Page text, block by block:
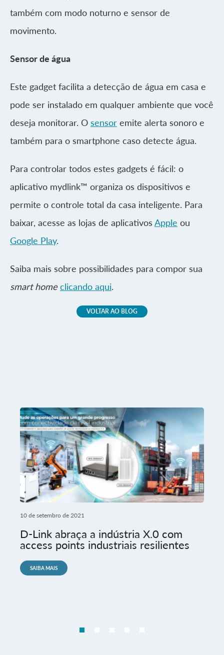
também com modo noturno e sensor de
movimento.
Sensor de água
Este gadget facilita a detecção de água em casa e
pode ser instalado em qualquer ambiente que você
deseja monitorar. O sensor emite alerta sonoro e
também para o smartphone caso detecte água.
Para controlar todos estes gadgets é fácil: o
aplicativo mydlink™ organiza os dispositivos e
permite o controle total da casa inteligente. Para
baixar, acesse as lojas de aplicativos Apple ou
Google Play.
Saiba mais sobre possibilidades para compor sua
smart homeclicando aqui.
VOLTAR AO BLOG
10 de setembro de 2021
D-Link abraça a indústria X.0 com
access points industriais resilientes
SAIBA MAIS